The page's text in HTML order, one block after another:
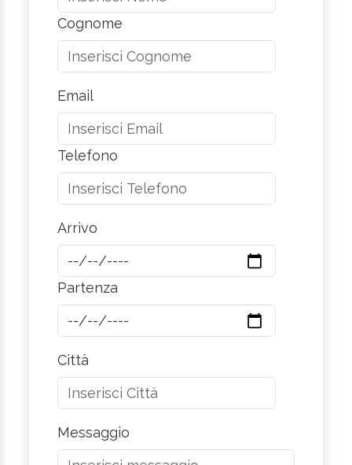
Cognome
Email
Telefono
Arrivo
Partenza
Città
Messaggio